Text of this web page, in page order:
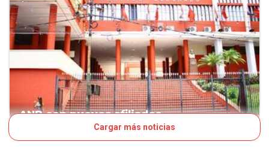
ANR con nuevos afiliados
Cargar más noticias